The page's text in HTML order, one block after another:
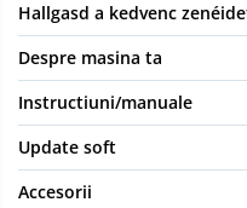
Hallgasd a kedvenc
Despre masina ta
Instructiuni/manuale
Update soft
Accesorii